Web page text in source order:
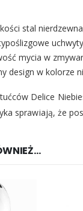
stal
mycia w
design w kolorze
Delice
sprawiają, że